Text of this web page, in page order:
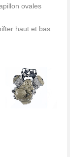
ovales
haut et bas